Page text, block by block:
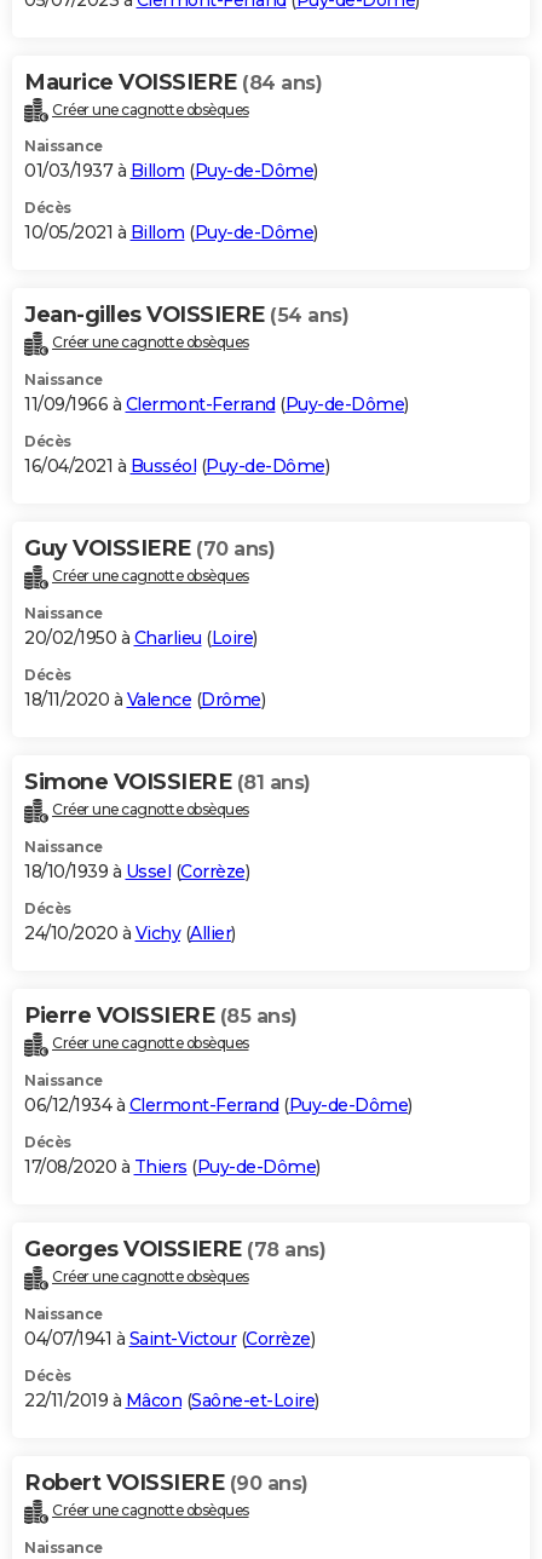
Maurice VOISSIERE (84 ans)
Créer une cagnotte obsèques
Naissance
01/03/1937 à Billom (Puy-de-Dôme)
Décès
10/05/2021 à Billom (Puy-de-Dôme)
Jean-gilles VOISSIERE (54 ans)
Créer une cagnotte obsèques
Naissance
11/09/1966 à Clermont-Ferrand (Puy-de-Dôme)
Décès
16/04/2021 à Busséol (Puy-de-Dôme)
Guy VOISSIERE (70 ans)
Créer une cagnotte obsèques
Naissance
20/02/1950 à Charlieu (Loire)
Décès
18/11/2020 à Valence (Drôme)
Simone VOISSIERE (81 ans)
Créer une cagnotte obsèques
Naissance
18/10/1939 à Ussel (Corrèze)
Décès
24/10/2020 à Vichy(Allier)
Pierre VOISSIERE (85 ans)
Créer une cagnotte obsèques
Naissance
06/12/1934 à Clermont-Ferrand (Puy-de-Dôme)
Décès
17/08/2020 à Thiers (Puy-de-Dôme)
Georges VOISSIERE (78 ans)
Créer une cagnotte obsèques
Naissance
04/07/1941 à Saint-Victour(Corrèze)
Décès
22/11/2019 à Mâcon (Saône-et-Loire)
Robert VOISSIERE (90 ans)
Créer une cagnotte obsèques
Naissance